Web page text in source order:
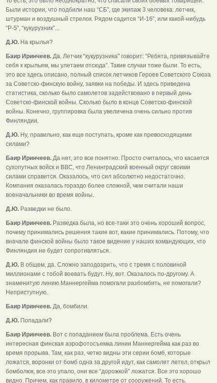
Были истории, что подбили наш “СБ”, где экипаж 3 человека: летчик,
штурман и воздушный стрелок. Рядом садится “И-16”, или какой-нибудь
“Р-5”, “кукурузник”...
Д.Ю. На крылья?
Баир Иринчеев. Да. Летчик “кукурузника” говорит: “Ребята, привязывайте
себя к крыльям, мы улетаем отсюда”. Такие случаи тоже были. То есть,
это все здесь описано, полный список летчиков Героев Советского Союза
за Советско-финскую войну, заявки на победы. И здесь приведена
статистика, сколько было самолетов задействовано в первый день
Советско-финской войны. Сколько было в конце Советско-финской
войны. Конечно, группировка была увеличена очень сильно против
Финляндии.
Д.Ю. Ну, правильно, как еще поступать, кроме как превосходящими
силами?
Баир Иринчеев. Да нет, это все понятно. Просто считалось, что касается
сухопутных войск и ВВС, что Ленинградский военный округ своими
силами справится. Оказалось, что сил абсолютно недостаточно.
Компания оказалась гораздо более сложной, чем считали наши
военачальники во время войны.
Д.Ю. Разведки не было.
Баир Иринчеев. Разведка была, но все-таки это очень хороший вопрос,
почему принимались решения такие вот, какие принимались. Потому, что
вначале финской войны было такое видение у наших командующих, что
Финляндия не будет сопротивляться.
Д.Ю. В общем, да. Сложно заподозрить, что с тремя с половиной
миллионами с тобой воевать будут. Ну, вот. Оказалось по-другому. А
знаменитую линию Маннергейма помогали разбомбить, не помогали?
Неприступную.
Баир Иринчеев. Да, бомбили.
Д.Ю. Попадали?
Баир Иринчеев. Вот с попаданием была проблема. Есть очень
интересная финская аэрофотосъемка линии Маннергейма как раз во
время прорыва. Там, как раз, четко видны эти серии бомб, которые
ложатся, воронки от бомб одна за другой идут, как самолет летел, открыл
бомболюк, все это упало, они все “дорожкой” ложатся. Все это хорошо
видно. Причем, как правило, в километре от сооружений. То есть,